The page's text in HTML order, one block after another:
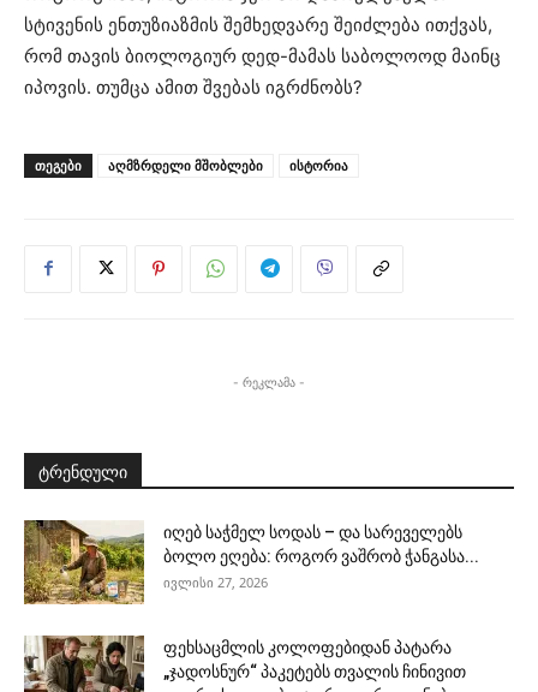
სტივენის ენთუზიაზმის შემხედვარე შეიძლება ითქვას,
რომ თავის ბიოლოგიურ დედ-მამას საბოლოოდ მაინც
იპოვის. თუმცა ამით შვებას იგრძნობს?
ᲗᲔᲒᲔᲑᲘ აღმზრდელი მშობლები ისტორია
- რეკლამა -
ტრენდული
იღებ საჭმელ სოდას – და სარეველებს
ბოლო ეღება: როგორ ვაშრობ ჭანგასა...
ივლისი 27, 2026
ფეხსაცმლის კოლოფებიდან პატარა
„ჯადოსნურ“ პაკეტებს თვალის ჩინივით